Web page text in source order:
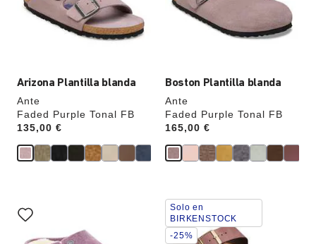
Arizona Plantilla blanda
Ante
Faded Purple Tonal FB
Price:
135,00 €
actualizará
Boston Plantilla blanda
Ante
Faded Purple Tonal FB
Price:
165,00 €
actualizará
imagen
del
producto
La
imagen
del
producto
Solo en
BIRKENSTOCK
-25%